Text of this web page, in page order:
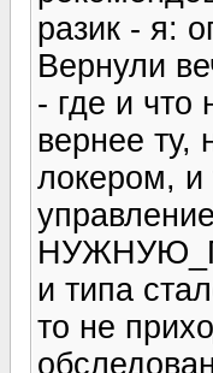
разик - я:
Вернули
- где и что
вернее ту,
локером,
и типа
то не